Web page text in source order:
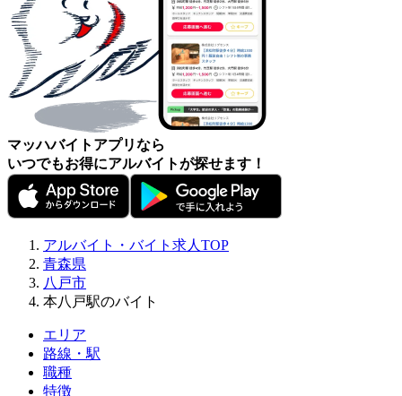
マッハバイトアプリなら
いつでもお得にアルバイトが探せます！
アルバイト・バイト求人TOP
青森県
八戸市
本八戸駅のバイト
エリア
路線・駅
職種
特徴